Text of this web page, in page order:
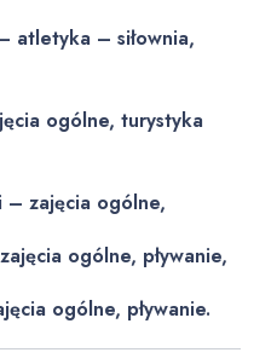
atletyka – siłownia,
ogólne, turystyka
– zajęcia ogólne,
ogólne, pływanie,
ogólne, pływanie.